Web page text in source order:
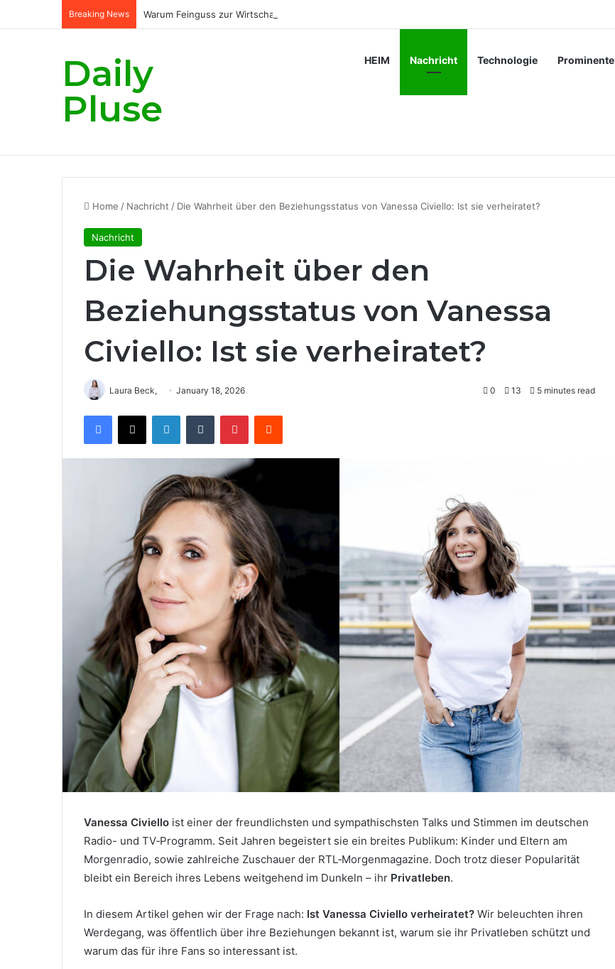
Breaking News Warum Feinguss zur Wirtschaftlichkeit moderner Fertigungsprozesse beiträgt
Daily
Pluse
HEIM Nachricht Technologie Prominente
Home / Nachricht / Die Wahrheit über den Beziehungsstatus von Vanessa Civiello: Ist sie verheiratet?
Nachricht
Die Wahrheit über den
Beziehungsstatus von Vanessa
Civiello: Ist sie verheiratet?
Laura Beck, January 18, 2026 0 13 5 minutes read
Vanessa Civiello ist einer der freundlichsten und sympathischsten Talks und Stimmen im deutschen
Radio- und TV‑Programm. Seit Jahren begeistert sie ein breites Publikum: Kinder und Eltern am
Morgenradio, sowie zahlreiche Zuschauer der RTL‑Morgenmagazine. Doch trotz dieser Popularität
bleibt ein Bereich ihres Lebens weitgehend im Dunkeln – ihr Privatleben.
In diesem Artikel gehen wir der Frage nach: Ist Vanessa Civiello verheiratet? Wir beleuchten ihren
Werdegang, was öffentlich über ihre Beziehungen bekannt ist, warum sie ihr Privatleben schützt und
warum das für ihre Fans so interessant ist.